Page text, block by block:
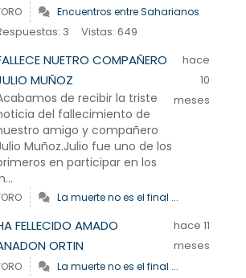
Encuentros entre Saharianos
3 Vistas: 649
NUETRO COMPAÑERO
MUÑOZ
de recibir la triste
del fallecimiento de
amigo y compañero
Muñoz.Julio fue uno de los
en participar en los
hace
10
meses
La muerte no es el final ...
FELLECIDO AMADO
ORTIN
hace 11
meses
La muerte no es el final ...